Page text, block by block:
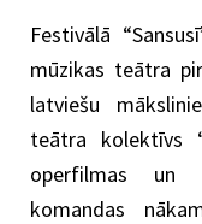
Festivālā
mūzikas teātra
latviešu
teātra kolektīvs
operfilmas un
komandas